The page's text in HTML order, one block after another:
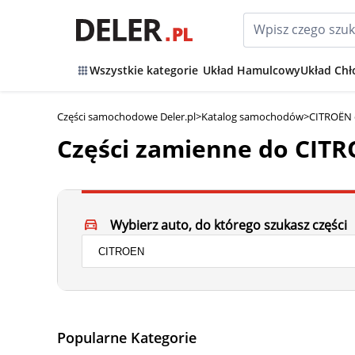
Wszystkie kategorie Układ HamulcowyUkład
Części samochodowe Deler.pl>Katalog samochodów>
Części zamienne do
Wybierz auto, do którego szukasz części
Popularne Kategorie